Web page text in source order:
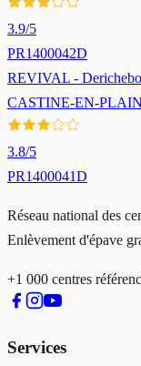
3.9/5
PR1400042D
REVIVAL -
CASTINE-EN-
3.8/5
PR1400041D
Réseau national des
Enlèvement d'épave
+1 000 centres
Services